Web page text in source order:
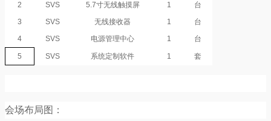
2
SVS 5.7寸无线触摸屏 1
台
3
SVS 无线接收器 1
台
4
SVS 电源管理中心 1 台
5 SVS 系统定制软件 1 套
会场布局图：